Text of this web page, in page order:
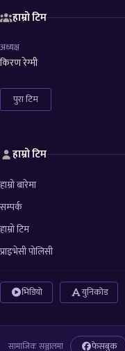
हाम्रो टिम
अध्यक्ष
किरण रेग्मी
पुरा टिम
हाम्रो टिम
हाम्रो बारेमा
सम्पर्क
हाम्रो टिम
प्राइभेसी पोलिसी
भिडियो युनिकोड
सामाजिक सञ्जालमा फेसबुक